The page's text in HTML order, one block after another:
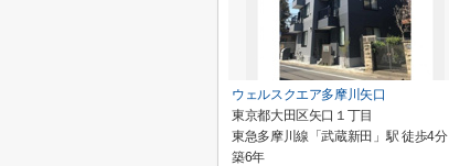
ウェルスクエア多摩川矢口
東京都大田区矢口１丁目
東急多摩川線「武蔵新田」駅 徒歩4分
築6年